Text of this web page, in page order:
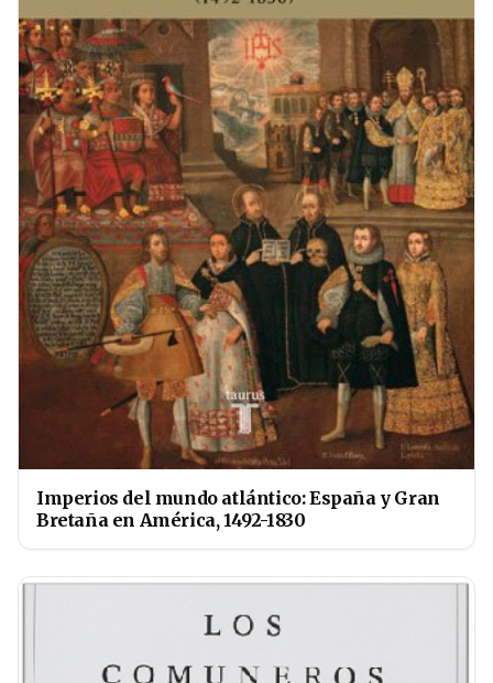
Imperios del mundo atlántico: España y Gran
Bretaña en América, 1492-1830